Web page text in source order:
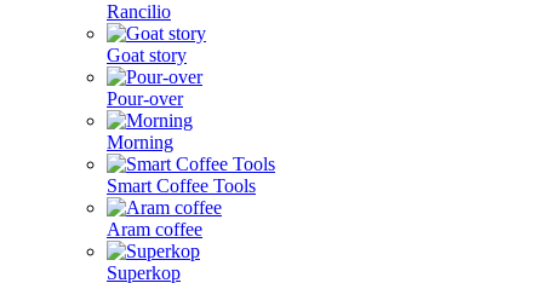
Rancilio
Goat story
Pour-over
Morning
Smart Coffee Tools
Aram coffee
Superkop